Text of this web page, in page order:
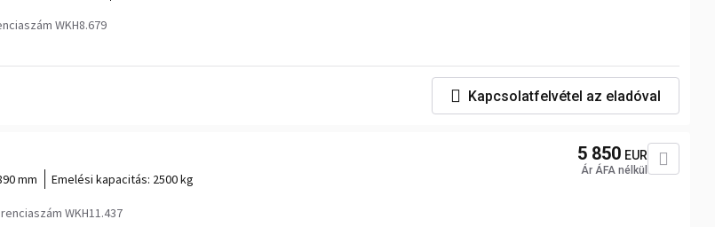
WKH8.679
Kapcsolatfelvétel az eladóval
mm Emelési kapacitás: 2500 kg
WKH11.437
5 850 EUR
Ár ÁFA nélkül